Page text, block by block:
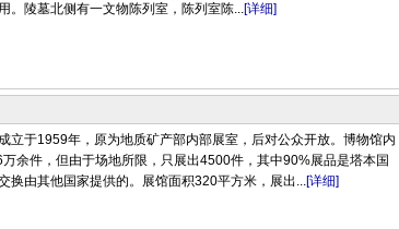
。陵墓北侧有一文物陈列室，陈列室陈...[详细]
立于1959年，原为地质矿产部内部展室，后对公众开放。博物馆内
余件，但由于场地所限，只展出4500件，其中90%展品是塔本国
换由其他国家提供的。展馆面积320平方米，展出...[详细]